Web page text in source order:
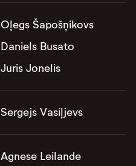
Oļegs Šapošņikovs
Daniels Busato
Juris Jonelis
Sergejs Vasiļjevs
Agnese Leilande